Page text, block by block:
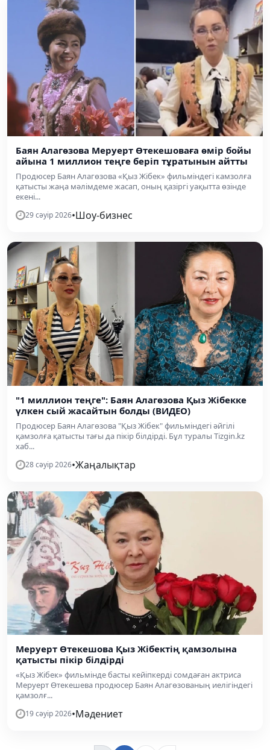
Баян Алагөзова Меруерт Өтекешоваға өмір бойы
айына 1 миллион теңге беріп тұратынын айтты
Продюсер Баян Алагөзова «Қыз Жібек» фильміндегі камзолға
қатысты жаңа мәлімдеме жасап, оның қазіргі уақытта өзінде
екені...
29 сәуір 2026•Шоу-бизнес
"1 миллион теңге": Баян Алагөзова Қыз Жібекке
үлкен сый жасайтын болды (ВИДЕО)
Продюсер Баян Алагөзова "Қыз Жібек" фильміндегі әйгілі
қамзолға қатысты тағы да пікір білдірді. Бұл туралы Tizgin.kz
хаб...
28 сәуір 2026•Жаңалықтар
Меруерт Өтекешова Қыз Жібектің қамзолына
қатысты пікір білдірді
«Қыз Жібек» фильмінде басты кейіпкерді сомдаған актриса
Меруерт Өтекешева продюсер Баян Алагөзованың иелігіндегі
қамзолғ...
19 сәуір 2026•Мәдениет